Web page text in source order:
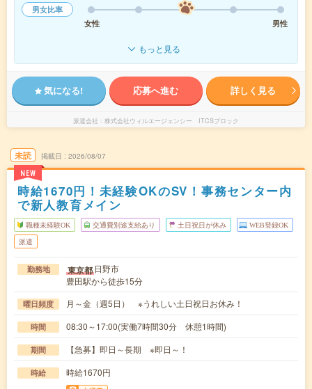
男女比率
女性
男性
もっと見る
気になる! 応募へ進む 詳しく見る
派遣会社 株式会社ウィルエージェンシー ITCSブロック
未読
NEW
掲載日 2026/08/07
時給1670円！未経験OKのSV！事務センター内
で新人教育メイン
職種未経験OK 交通費別途支給あり 土日祝日が休み WEB登録OK
派遣
勤務地 東京都 日野市
豊田駅から徒歩15分
曜日頻度 月～金（週5日） ※うれしい土日祝日お休み！
時間 08:30～17:00(実働7時間30分 休憩1時間)
期間 【急募】即日～長期 ※即日～！
時給 時給1670円